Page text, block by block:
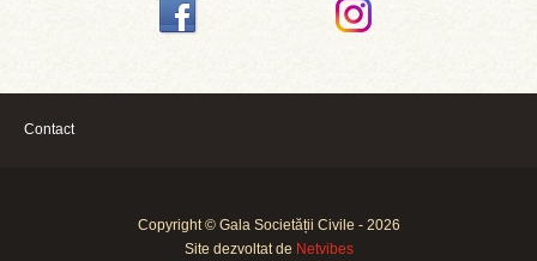
Contact
Copyright © Gala Societății Civile - 2026
Site dezvoltat de Netvibes